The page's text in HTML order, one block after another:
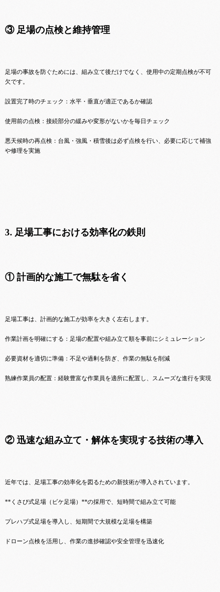
③ 足場の点検と維持管理
足場の事故を防ぐためには、組み立て後だけでなく、使用中の定期点検が不可
欠です。
設置完了時のチェック：水平・垂直が適正であるか確認
使用前の点検：接続部分の緩みや変形がないかを毎日チェック
悪天候時の再点検：台風・強風・積雪後は必ず点検を行い、必要に応じて補強
や修理を実施
3. 足場工事における効率化の鉄則
① 計画的な施工で無駄を省く
足場工事は、計画的な施工が効率を大きく左右します。
作業計画を明確にする：足場の配置や組み立て順を事前にシミュレーション
必要資材を適切に準備：不足や過剰を防ぎ、作業の無駄を削減
熟練作業員の配置：経験豊富な作業員を適所に配置し、スムーズな進行を実現
② 迅速な組み立て・解体を実現する技術の導入
近年では、足場工事の効率化を図るための新技術が導入されています。
**くさび式足場（ビケ足場）**の採用で、短時間で組み立て可能
プレハブ式足場を導入し、短期間で大規模な足場を構築
ドローン点検を活用し、作業の進捗確認や安全管理を迅速化